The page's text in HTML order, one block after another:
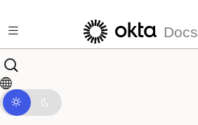
Docs